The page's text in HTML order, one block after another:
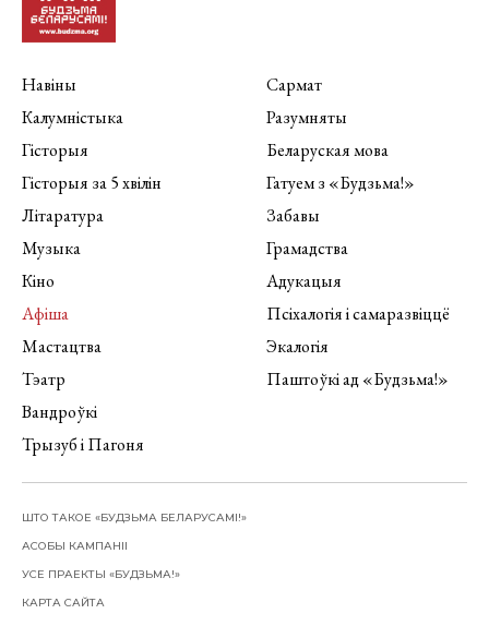
Навіны
Калумністыка
Гісторыя
Гісторыя за 5 хвілін
Літаратура
Музыка
Кіно
Афіша
Мастацтва
Тэатр
Вандроўкі
Трызуб і Пагоня
Сармат
Разумняты
Беларуская мова
Гатуем з «Будзьма!»
Забавы
Грамадства
Адукацыя
Псіхалогія і самаразвіццё
Экалогія
Паштоўкі ад «Будзьма!»
ШТО ТАКОЕ «БУДЗЬМА БЕЛАРУСАМІ!»
АСОБЫ КАМПАНІІ
УСЕ ПРАЕКТЫ «БУДЗЬМА!»
КАРТА САЙТА